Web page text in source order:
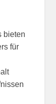
bieten
für